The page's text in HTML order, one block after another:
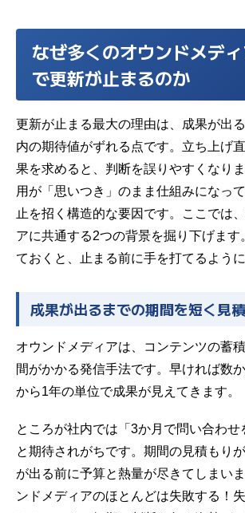
なぜ多くのオウンドメデ
で更新が止まるのか
更新が止まる最大の理由は、成果が出
内の期待値がずれる点です。立ち上げ
果を求めると、判断を誤りやすくなり
用が「思いつき」のまま仕組みになっ
止を招く構造的な要因です。ここでは、
アに共通する2つの背景を掘り下げます
ておくと、止まる前に手を打てるように
成果が出るまでの期間を短く見
オウンドメディアは、コンテンツの蓄
間がかかる発信手法です。早ければ数
から1年の単位で成果が見えてきます。
ところが社内では「3か月で問い合わせ
と期待されがちです。期間の見積もり
が出る前に予算と熱量が尽きてしまい
ンドメディアのほとんどは失敗する！